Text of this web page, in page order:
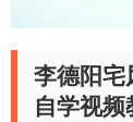
李德阳宅
自学视频